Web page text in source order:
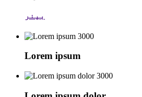
بینر
3000
Lorem ipsum
3000